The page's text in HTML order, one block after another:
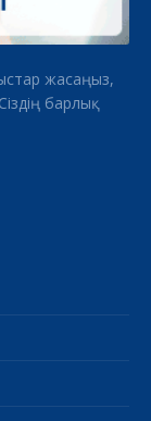
жасаңыз,
барлық